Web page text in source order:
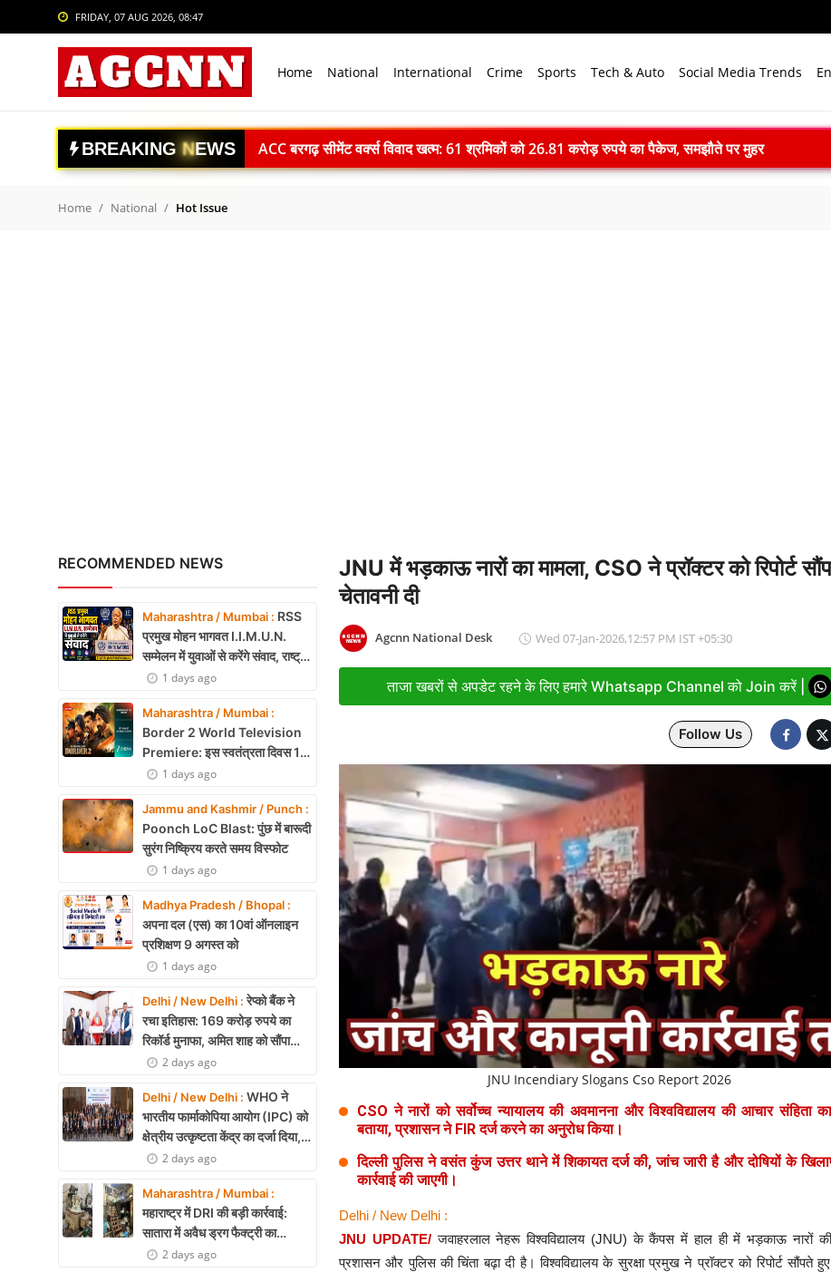
FRIDAY, 07 AUG 2026, 08:47
Home National International Crime Sports Tech & Auto Social Media Trends
Login Register
National
International
Business
Relationship
Education
Defence & Security
Environment
Literature
History Speaks
Contact Us
BREAKING NEWS
ACC बरगढ़ सीमेंट वर्क्स विवाद खत्म: 61 श्रमिकों को 26.81 करोड़ रुपये का पैकेज, समझौते पर मुहर
ऊर्जा सुरक्षा पर कुमारस्वामी: भारत बनेगा स्वच्छ ऊर्जा तकनीकों का वैश्विक विनिर्माण केंद्र
राजनाथ सिंह: विकसित भारत के विजन में प्रादेशिक सेना की अहम भूमिका, 10 करोड़ पौधे लगाने का रिकॉर्ड
Home National Hot Issue
RECOMMENDED NEWS
Maharashtra / Mumbai : RSS
प्रमुख मोहन भागवत I.I.M.U.N.
सम्मेलन में युवाओं से करेंगे संवाद, राष्ट्र
निर्माण और नेतृत्व पर रखेंगे विचार
1 days ago
Maharashtra / Mumbai :
Border 2 World Television
Premiere: इस स्वतंत्रता दिवस 15
अगस्त को शाम 7:30 बजे सिर्फ Zee
1 days ago
Jammu and Kashmir / Punch :
Poonch LoC Blast: पुंछ में बारूदी
सुरंग निष्क्रिय करते समय विस्फोट
1 days ago
Madhya Pradesh / Bhopal :
अपना दल (एस) का 10वां ऑनलाइन
प्रशिक्षण 9 अगस्त को
1 days ago
Delhi / New Delhi :रेप्को बैंक ने
रचा इतिहास: 169 करोड़ रुपये का
रिकॉर्ड मुनाफा, अमित शाह को सौंपा
22.90 करोड़ का लाभांश
2 days ago
Delhi / New Delhi : WHO ने
भारतीय फार्माकोपिया आयोग (IPC) को
क्षेत्रीय उत्कृष्टता केंद्र का दर्जा दिया,
दक्षिण-पूर्व एशिया में भारत की बड़ी
2 days ago
Maharashtra / Mumbai :
महाराष्ट्र में DRI की बड़ी कार्रवाई:
सातारा में अवैध ड्रग फैक्ट्री का
भंडाफोड़, अल्प्राजोलम और डायजेपाम
2 days ago
JNU में भड़काऊ नारों का मामला, CSO ने प्रॉक्टर को रिपोर्ट
चेतावनी दी
Agcnn National Desk Wed 07-Jan-2026,12:57 PM IST +05:30
ताजा खबरों से अपडेट रहने के लिए हमारे Whatsapp Channel को Join करें |
Follow Us
JNU Incendiary Slogans Cso Report 2026
CSO ने नारों को सर्वोच्च न्यायालय की अवमानना और विश्वविद्यालय की आचार संहिता
बताया, प्रशासन ने FIR दर्ज करने का अनुरोध किया।
दिल्ली पुलिस ने वसंत कुंज उत्तर थाने में शिकायत दर्ज की, जांच जारी है और दोषियों के
कार्रवाई की जाएगी।
Delhi / New Delhi :
JNU UPDATE/जवाहरलाल नेहरू विश्वविद्यालय (JNU) के कैंपस में हाल ही में भड़काऊ नारों
प्रशासन और पुलिस की चिंता बढ़ा दी है। विश्वविद्यालय के सुरक्षा प्रमुख ने प्रॉक्टर को रिपोर्ट सौंपते हुए